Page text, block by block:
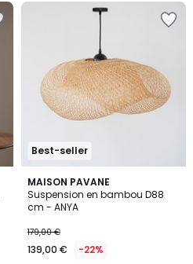
Best-seller
MAISON PAVANE
Suspension en bambou D88
cm - ANYA
179,00 €
139,00 € -22%
5
/
5